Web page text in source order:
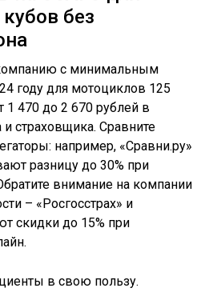
без
с минимальным
году для мотоциклов 125
1 470 до 2 670 рублей в
и страховщика. Сравните
например, «Сравни.ру»
разницу до 30% при
внимание на компании
– «Росгосстрах» и
скидки до 15% при
в свою пользу.